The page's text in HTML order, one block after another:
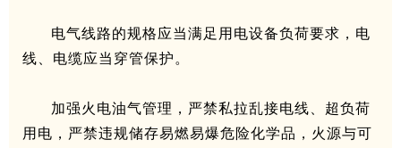
电气线路的规格应当满足用电设备负荷要求，电
线、电缆应当穿管保护。
加强火电油气管理，严禁私拉乱接电线、超负荷
用电，严禁违规储存易燃易爆危险化学品，火源与可